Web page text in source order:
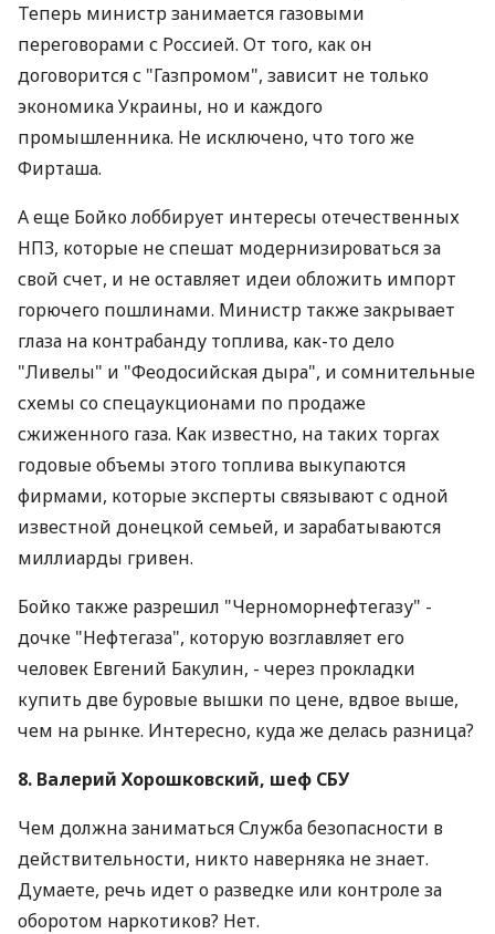
Теперь министр занимается газовыми
переговорами с Россией. От того, как он
договорится с "Газпромом", зависит не только
экономика Украины, но и каждого
промышленника. Не исключено, что того же
Фирташа.
А еще Бойко лоббирует интересы отечественных
НПЗ, которые не спешат модернизироваться за
свой счет, и не оставляет идеи обложить импорт
горючего пошлинами. Министр также закрывает
глаза на контрабанду топлива, как-то дело
"Ливелы" и "Феодосийская дыра", и сомнительные
схемы со спецаукционами по продаже
сжиженного газа. Как известно, на таких торгах
годовые объемы этого топлива выкупаются
фирмами, которые эксперты связывают с одной
известной донецкой семьей, и зарабатываются
миллиарды гривен.
Бойко также разрешил "Черноморнефтегазу" -
дочке "Нефтегаза", которую возглавляет его
человек Евгений Бакулин, - через прокладки
купить две буровые вышки по цене, вдвое выше,
чем на рынке. Интересно, куда же делась разница?
8. Валерий Хорошковский, шеф СБУ
Чем должна заниматься Служба безопасности в
действительности, никто наверняка не знает.
Думаете, речь идет о разведке или контроле за
оборотом наркотиков? Нет.